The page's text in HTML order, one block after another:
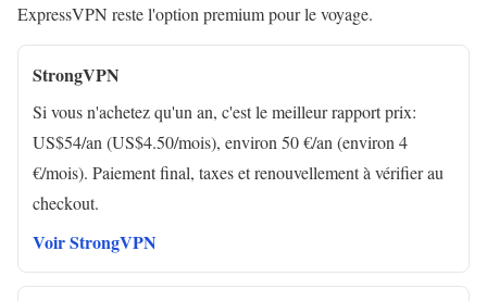
ExpressVPN reste l'option premium pour le voyage.
StrongVPN
Si vous n'achetez qu'un an, c'est le meilleur rapport prix:
US$54/an (US$4.50/mois), environ 50 €/an (environ 4
€/mois). Paiement final, taxes et renouvellement à vérifier au
checkout.
Voir StrongVPN